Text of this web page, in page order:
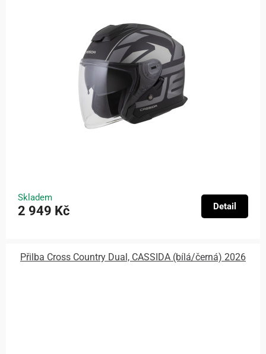
Skladem
2 949 Kč Detail
Přilba Cross Country Dual, CASSIDA (bílá/černá) 2026